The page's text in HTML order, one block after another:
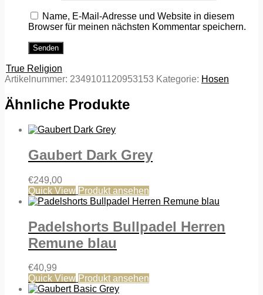
Name, E-Mail-Adresse und Website in diesem
Browser für meinen nächsten Kommentar speichern.
True Religion
Artikelnummer: 2349101120953153 Kategorie: Hosen
Ähnliche Produkte
Gaubert Dark Grey
€249,00
Quick View Produkt ansehen
Padelshorts Bullpadel Herren
Remune blau
€40,99
Quick View Produkt ansehen